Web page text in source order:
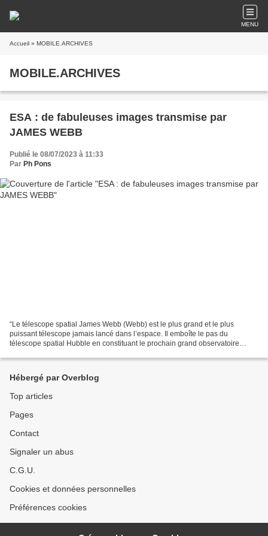
MENU
Accueil » MOBILE.ARCHIVES
MOBILE.ARCHIVES
ESA : de fabuleuses images transmise par
JAMES WEBB
Publié le 08/07/2023 à 11:33
Par Ph Pons
“Le télescope spatial James Webb (Webb) est le plus grand et le plus
puissant télescope jamais lancé dans l’espace. Il emboîte le pas du
télescope spatial Hubble en constituant le prochain grand observatoire
Hébergé par Overblog
Top articles
Pages
Contact
Signaler un abus
C.G.U.
Cookies et données personnelles
Préférences cookies